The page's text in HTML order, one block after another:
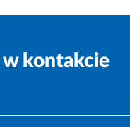
w kontakcie